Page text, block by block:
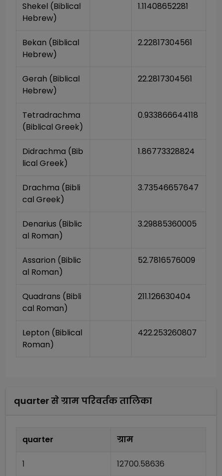
Shekel (Biblical
Hebrew)
1.11408652281
Bekan (Biblical
Hebrew)
2.22817304561
Gerah (Biblical
Hebrew)
22.2817304561
Tetradrachma
(Biblical Greek)
0.933866644118
Didrachma (Bib
lical Greek)
1.86773328824
Drachma (Bibli
cal Greek)
3.73546657647
Denarius (Biblic
al Roman)
3.29885360005
Assarion (Biblic
al Roman)
52.7816576009
Quadrans (Bibli
cal Roman)
211.126630404
Lepton (Biblical
Roman)
422.253260807
quarterसेग्रामपरिवर्तक तालिका
quarter ग्राम
1 12700.58636